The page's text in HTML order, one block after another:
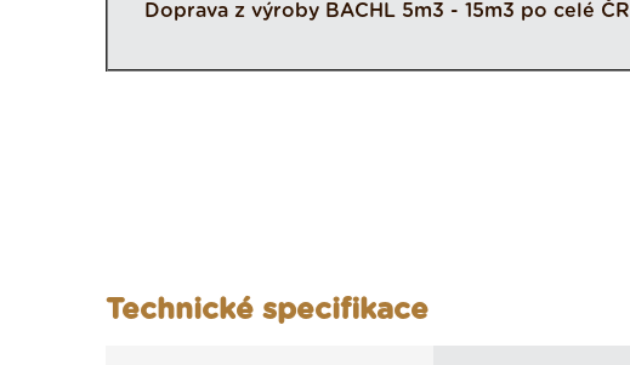
Doprava z výroby BACHL 5m3 - 15m3 po celé ČR
Technické specifikace